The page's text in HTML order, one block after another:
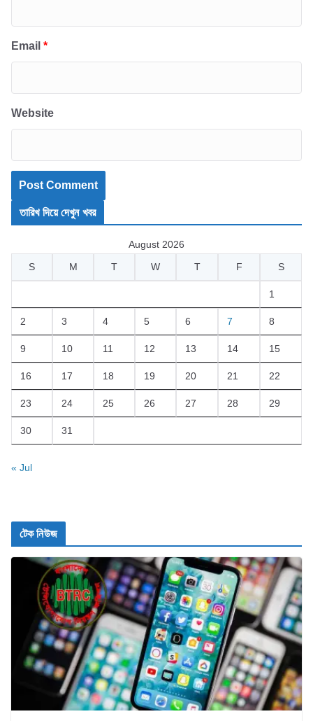
Email *
Website
তারিখ দিয়ে দেখুন খবর
August 2026
S
M T W T F S
1
2 3 4 5 6 7 8
9 10 11 12 13 14 15
16 17 18 19 20 21 22
23 24 25 26 27 28 29
30 31
« Jul
টেক নিউজ